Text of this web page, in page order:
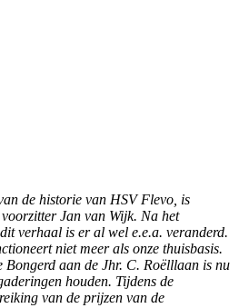
de historie van HSV Flevo, is
Jan van Wijk. Na het
verhaal is er al wel e.e.a. veranderd.
niet meer als onze thuisbasis.
aan de Jhr. C. Roëlllaan is nu
houden. Tijdens de
van de prijzen van de